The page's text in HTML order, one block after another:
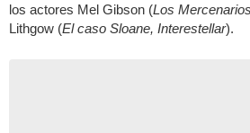
los actores Mel Gibson (Los
Lithgow (El caso Sloane, Interestellar).